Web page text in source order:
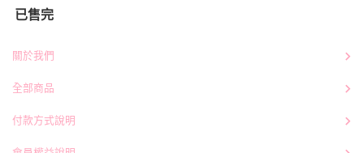
黃)
已售完
關於我們
全部商品
付款方式說明